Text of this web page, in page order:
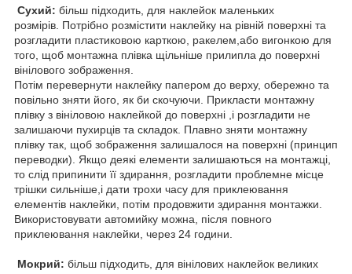
Сухий: більш підходить, для наклейок маленьких
розмірів. Потрібно розмістити наклейку на рівній поверхні та
розгладити пластиковою карткою, ракелем,або вигонкою для
того, щоб монтажна плівка щільніше прилипла до поверхні
вінілового зображення.
Потім перевернути наклейку папером до верху, обережно та
повільно зняти його, як би скочуючи. Прикласти монтажну
плівку з вініловою наклейкой до поверхні ,і розгладити не
залишаючи пухирців та складок. Плавно зняти монтажну
плівку так, щоб зображення залишалося на поверхні (принцип
переводки). Якщо деякі елементи залишаються на монтажці,
то слід припинити її здирання, розгладити проблемне місце
трішки сильніше,і дати трохи часу для приклеювання
елементів наклейки, потім продовжити здирання монтажки.
Використовувати автомийку можна, після повного
приклеювання наклейки, через 24 години.
Мокрий: більш підходить, для вінілових наклейок великих